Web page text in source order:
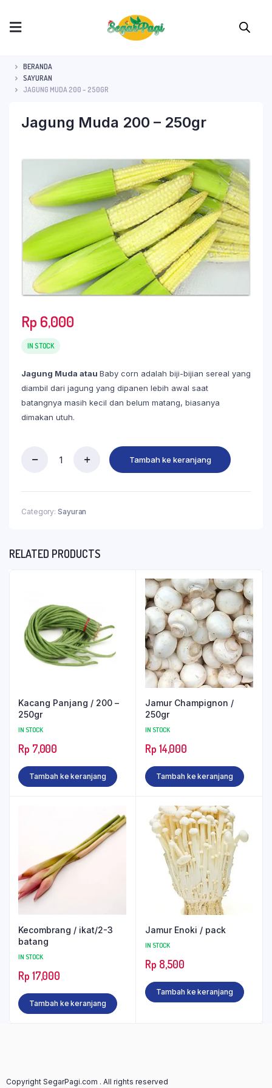
BERANDA
SAYURAN
JAGUNG MUDA 200 – 250GR
Jagung Muda 200 – 250gr
Rp 6,000
IN STOCK
Jagung Muda atau Baby corn adalah biji-bijian sereal yang
diambil dari jagung yang dipanen lebih awal saat
batangnya masih kecil dan belum matang, biasanya
dimakan utuh.
Tambah ke keranjang
Category: Sayuran
RELATED PRODUCTS
Kacang Panjang / 200 –
250gr
IN STOCK
Rp 7,000
Tambah ke keranjang
Jamur Champignon /
250gr
IN STOCK
Rp 14,000
Tambah ke keranjang
Kecombrang / ikat/2-3
batang
IN STOCK
Rp 17,000
Tambah ke keranjang
Jamur Enoki / pack
IN STOCK
Rp 8,500
Tambah ke keranjang
Copyright SegarPagi.com . All rights reserved